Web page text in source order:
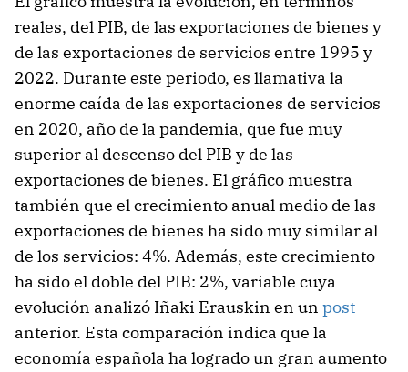
reales, del PIB, de las exportaciones de bienes y
de las exportaciones de servicios entre 1995 y
2022. Durante este periodo, es llamativa la
enorme caída de las exportaciones de servicios
en 2020, año de la pandemia, que fue muy
superior al descenso del PIB y de las
exportaciones de bienes. El gráfico muestra
también que el crecimiento anual medio de las
exportaciones de bienes ha sido muy similar al
de los servicios: 4%. Además, este crecimiento
ha sido el doble del PIB: 2%, variable cuya
evolución analizó Iñaki Erauskin en un post
anterior. Esta comparación indica que la
economía española ha logrado un gran aumento